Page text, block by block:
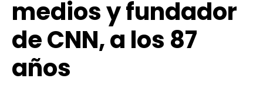
medios y fundador
de CNN, a los 87
años